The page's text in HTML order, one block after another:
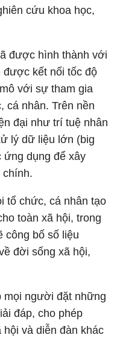
cứu khoa học,
được hình thành với
được kết nối tốc độ
với sự tham gia
cá nhân. Trên nền
đại như trí tuệ nhân
lý dữ liệu lớn (big
ứng dụng để xây
chính.
tổ chức, cá nhân tạo
toàn xã hội, trong
công bố số liệu
đời sống xã hội,
mọi người đặt những
đáp, cho phép
và diễn đàn khác